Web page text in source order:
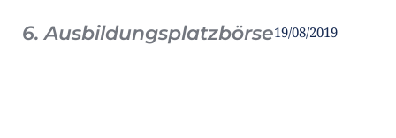
6. Ausbildungsplatzbörse19/08/2019